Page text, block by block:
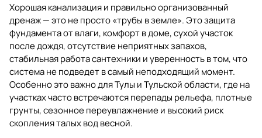
Хорошая канализация и правильно организованный
дренаж — это не просто «трубы в земле». Это защита
фундамента от влаги, комфорт в доме, сухой участок
после дождя, отсутствие неприятных запахов,
стабильная работа сантехники и уверенность в том, что
система не подведет в самый неподходящий момент.
Особенно это важно для Тулы и Тульской области, где на
участках часто встречаются перепады рельефа, плотные
грунты, сезонное переувлажнение и высокий риск
скопления талых вод весной.